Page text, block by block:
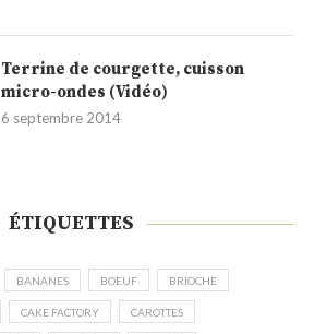
Terrine de courgette, cuisson
micro-ondes (Vidéo)
6 septembre 2014
ÉTIQUETTES
BANANES BOEUF BRIOCHE
CAKE FACTORY CAROTTES